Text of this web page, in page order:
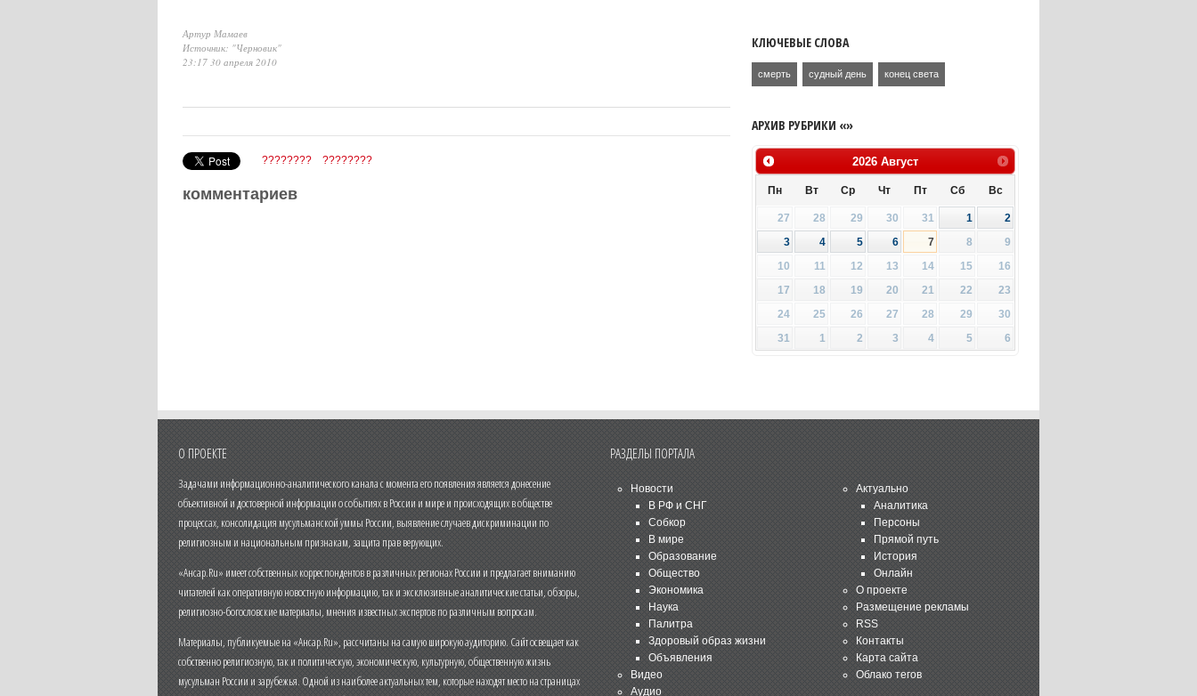
Артур Мамаев
Источник: "Черновик"
23:17 30 апреля 2010
???????? ????????
комментариев
КЛЮЧЕВЫЕ СЛОВА
смерть судный день конец света
АРХИВ РУБРИКИ «»
2026 Август
Пн Вт Ср Чт Пт Сб Вс
27 28 29 30 31 1
2
3
4 5 6 7 8
9
10
11 12 13 14 15
16
17
18 19 20 21 22
23
24
25 26 27 28 29
30
31
1 2 3 4 5 6
О ПРОЕКТЕ
Задачами информационно-аналитического канала с момента его появления является донесение
объективной и достоверной информации о событиях в России и мире и происходящих в обществе
процессах, консолидация мусульманской уммы России, выявление случаев дискриминации по
религиозным и национальным признакам, защита прав верующих.
«Ансар.Ru» имеет собственных корреспондентов в различных регионах России и предлагает вниманию
читателей как оперативную новостную информацию, так и эксклюзивные аналитические статьи, обзоры,
религиозно-богословские материалы, мнения известных экспертов по различным вопросам.
Материалы, публикуемые на «Ансар.Ru», рассчитаны на самую широкую аудиторию. Сайт освещает как
собственно религиозную, так и политическую, экономическую, культурную, общественную жизнь
мусульман России и зарубежья. Одной из наиболее актуальных тем, которые находят место на страницах
РАЗДЕЛЫ ПОРТАЛА
Новости
В РФ и СНГ
Собкор
В мире
Образование
Общество
Экономика
Наука
Палитра
Здоровый образ жизни
Объявления
Видео
Аудио
Актуально
Аналитика
Персоны
Прямой путь
История
Онлайн
О проекте
Размещение рекламы
RSS
Контакты
Карта сайта
Облако тегов